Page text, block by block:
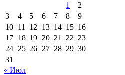
1
2
3
4 5 6 7 8
9
10 11 12 13 14 15 16
17 18 19 20 21 22 23
24 25 26 27 28 29 30
31
« Июл